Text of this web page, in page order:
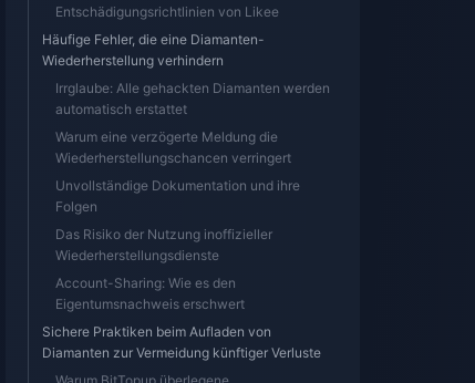
Entschädigungsrichtlinien von Likee
Häufige Fehler, die eine Diamanten-
Wiederherstellung verhindern
Irrglaube: Alle gehackten Diamanten werden
automatisch erstattet
Warum eine verzögerte Meldung die
Wiederherstellungschancen verringert
Unvollständige Dokumentation und ihre
Folgen
Das Risiko der Nutzung inoffizieller
Wiederherstellungsdienste
Account-Sharing: Wie es den
Eigentumsnachweis erschwert
Sichere Praktiken beim Aufladen von
Diamanten zur Vermeidung künftiger Verluste